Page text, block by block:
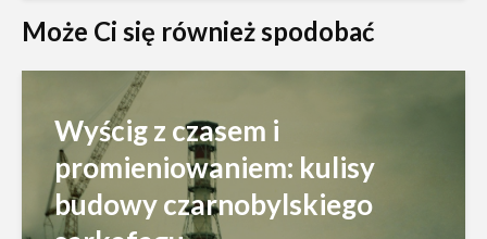
Może Ci się również spodobać
Wyścig z czasem i
promieniowaniem: kulisy
budowy czarnobylskiego